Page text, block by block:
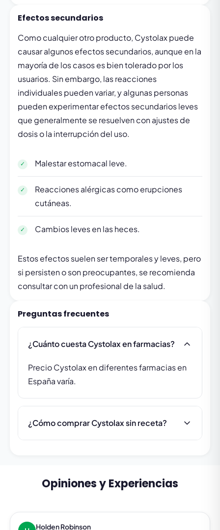
Efectos secundarios
Como cualquier otro producto, Cystolax puede
causar algunos efectos secundarios, aunque en la
mayoría de los casos es bien tolerado por los
usuarios. Sin embargo, las reacciones
individuales pueden variar, y algunas personas
pueden experimentar efectos secundarios leves
que generalmente se resuelven con ajustes de
dosis o la interrupción del uso.
Malestar estomacal leve.
Reacciones alérgicas como erupciones
cutáneas.
Cambios leves en las heces.
Estos efectos suelen ser temporales y leves, pero
si persisten o son preocupantes, se recomienda
consultar con un profesional de la salud.
Preguntas frecuentes
¿Cuánto cuesta Cystolax en farmacias?
Precio Cystolax en diferentes farmacias en
España varía.
¿Cómo comprar Cystolax sin receta?
Opiniones y Experiencias
Holden Robinson